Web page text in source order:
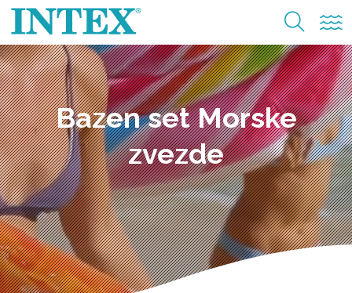
Bazen set Morske
zvezde